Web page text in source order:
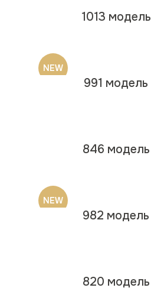
1013 модель
NEW
991 модель
846 модель
NEW
982 модель
820 модель